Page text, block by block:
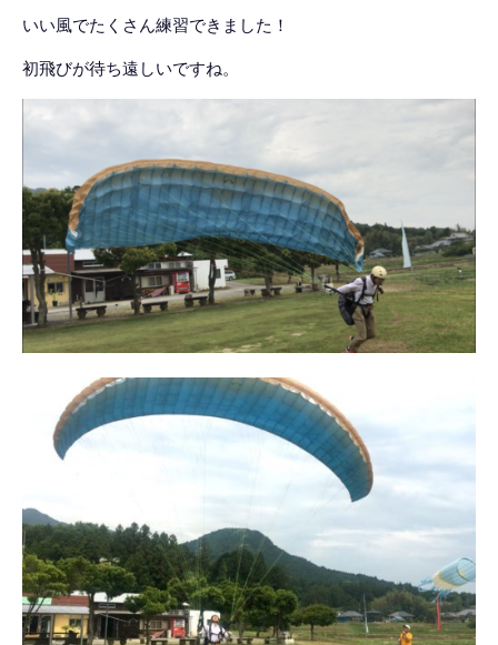
いい風でたくさん練習できました！
初飛びが待ち遠しいですね。